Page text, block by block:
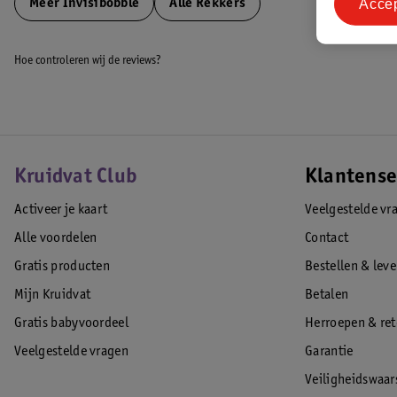
Meer Invisibobble Alle Rekkers
Hoe controleren wij de reviews?
Kruidvat Club
Activeer je kaart
Alle voordelen
Gratis producten
Mijn Kruidvat
Gratis babyvoordeel
Veelgestelde vragen
Veelgestelde
Contact
Bestellen &
Betalen
Herroepen &
Garantie